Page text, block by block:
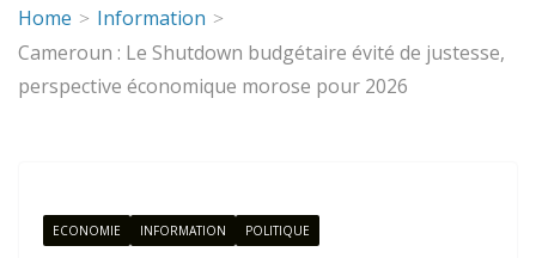
Home
Information
Cameroun : Le Shutdown budgétaire évité de justesse,
perspective économique morose pour 2026
ECONOMIE INFORMATION POLITIQUE